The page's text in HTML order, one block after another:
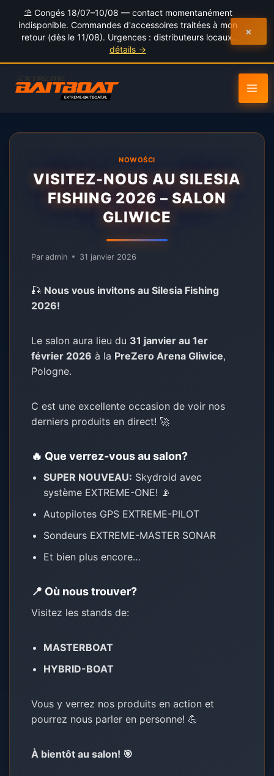
⛱️ Congés 18/07–10/08 — contact momentanément
indisponible. Commandes d'accessoires traitées à mon
retour (dès le 11/08). Urgences : distributeurs locaux.
détails →
×
contenu
NOWOŚCI
VISITEZ-NOUS AU SILESIA
FISHING 2026 – SALON
GLIWICE
Par admin 31 janvier 2026
🎣 Nous vous invitons au Silesia Fishing
2026!
Le salon aura lieu du 31 janvier au 1er
février 2026 à la PreZero Arena Gliwice,
Pologne.
C est une excellente occasion de voir nos
derniers produits en direct! 🚀
🔥 Que verrez-vous au salon?
SUPER NOUVEAU: Skydroid avec
système EXTREME-ONE! 📡
Autopilotes GPS EXTREME-PILOT
Sondeurs EXTREME-MASTER SONAR
Et bien plus encore…
📍 Où nous trouver?
Visitez les stands de:
MASTERBOAT
HYBRID-BOAT
Vous y verrez nos produits en action et
pourrez nous parler en personne! 💪
À bientôt au salon! 🎯